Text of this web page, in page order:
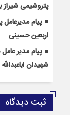
پتروشیمی
پیام
اربعین حسینی
پیام مدیر
شهیدان
ثبت دیدگاه